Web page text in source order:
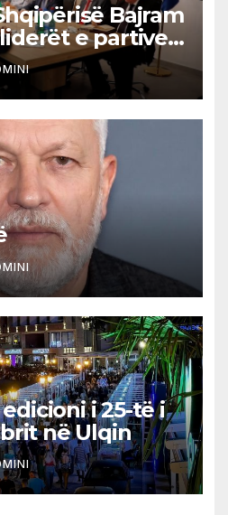
Bajram
e partive
Ulqin
i 25-të i
në Ulqin